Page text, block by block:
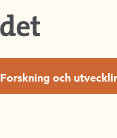
Forskning och